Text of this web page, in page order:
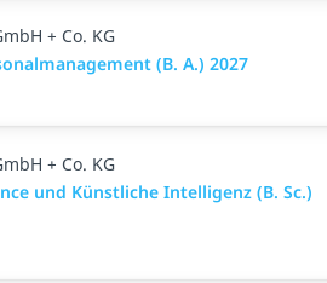
+ Co. KG
(B. A.) 2027
+ Co. KG
und Künstliche Intelligenz (B. Sc.)